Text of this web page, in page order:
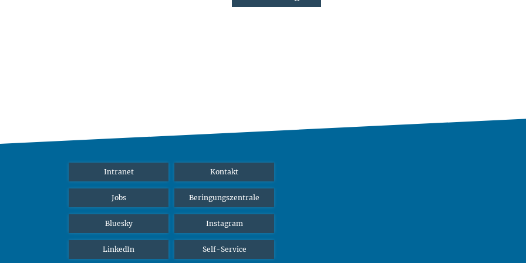
Intranet Kontakt
Jobs Beringungszentrale
Bluesky Instagram
LinkedIn Self-Service